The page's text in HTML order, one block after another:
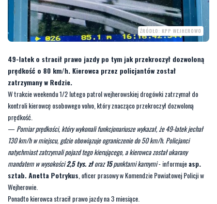
ŹRÓDŁO: KPP WEJHEROWO
49-latek o stracił prawo jazdy po tym jak przekroczył dozwoloną
prędkość o 80 km/h. Kierowca przez policjantów został
zatrzymany w Redzie.
W trakcie weekendu 1/2 lutego patrol wejherowskiej drogówki zatrzymał do
kontroli kierowcę osobowego volvo, który znacząco przekroczył dozwoloną
prędkość.
— Pomiar prędkości, który wykonali funkcjonariusze wykazał, że 49-latek jechał
130 km/h w miejscu, gdzie obowiązuje ograniczenie do 50 km/h. Policjanci
natychmiast zatrzymali pojazd tego kierującego, a kierowca został ukarany
mandatem w wysokości2,5 tys. złoraz15punktami karnymi- informujeasp.
sztab. Anetta Potrykus , oficer prasowy w Komendzie Powiatowej Policji w
Wejherowie.
Ponadto kierowca stracił prawo jazdy na 3 miesiące.